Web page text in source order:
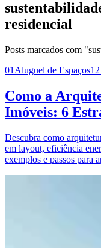
residencial
Posts marcados com
01 Aluguel de Espaços
Como a
Imóveis: 6
Descubra como
em layout, eficiência
exemplos e passos para